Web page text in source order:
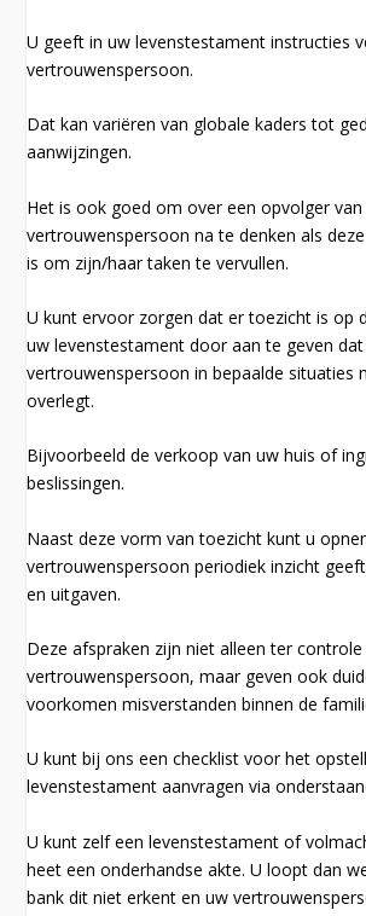
U geeft in uw levenstestament instructies
vertrouwenspersoon.
Dat kan variëren van globale kaders tot
aanwijzingen.
Het is ook goed om over een opvolger
vertrouwenspersoon na te denken als
is om zijn/haar taken te vervullen.
U kunt ervoor zorgen dat er toezicht is op
uw levenstestament door aan te geven dat
vertrouwenspersoon in bepaalde situaties
overlegt.
Bijvoorbeeld de verkoop van uw huis of
beslissingen.
Naast deze vorm van toezicht kunt u
vertrouwenspersoon periodiek inzicht
en uitgaven.
Deze afspraken zijn niet alleen ter controle
vertrouwenspersoon, maar geven ook
voorkomen misverstanden binnen de
U kunt bij ons een checklist voor het
levenstestament aanvragen via
U kunt zelf een levenstestament of
heet een onderhandse akte. U loopt dan
bank dit niet erkent en uw